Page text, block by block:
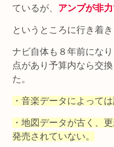
ているが、 アンプが非
というところに行き着き
ナビ自体も８年前にな
点があり予算内なら交
た。
・音楽データによって
・地図データが古く、
発売されていない。